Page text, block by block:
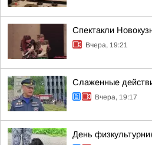
Спектакли
Вчера, 19:21
Слаженные
Вчера, 19:17
День